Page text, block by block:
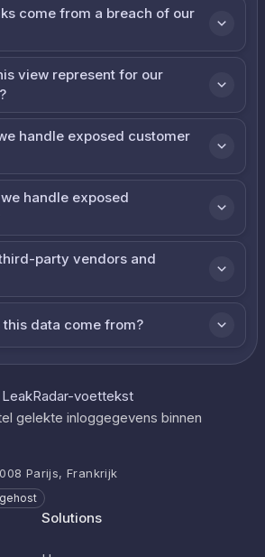
come from a breach of our
view represent for our
handle exposed customer
handle exposed
party vendors and
this data come from?
gelekte inloggegevens binnen
Parijs, Frankrijk
Solutions